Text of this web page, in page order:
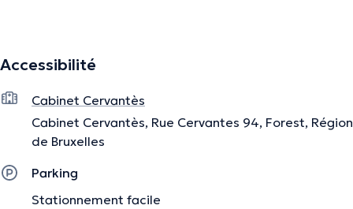
La description a été éditée par l'équipe de Doctoranytime et se base sur des
informations vérifiées.
Accessibilité
Cabinet Cervantès
Cabinet Cervantès, Rue Cervantes 94, Forest, Région
de Bruxelles
Parking
Stationnement facile